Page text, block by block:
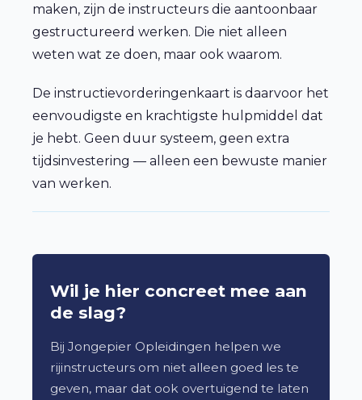
maken, zijn de instructeurs die aantoonbaar
gestructureerd werken. Die niet alleen
weten wat ze doen, maar ook waarom.
De instructievorderingenkaart is daarvoor het
eenvoudigste en krachtigste hulpmiddel dat
je hebt. Geen duur systeem, geen extra
tijdsinvestering — alleen een bewuste manier
van werken.
Wil je hier concreet mee aan
de slag?
Bij Jongepier Opleidingen helpen we
rijinstructeurs om niet alleen goed les te
geven, maar dat ook overtuigend te laten